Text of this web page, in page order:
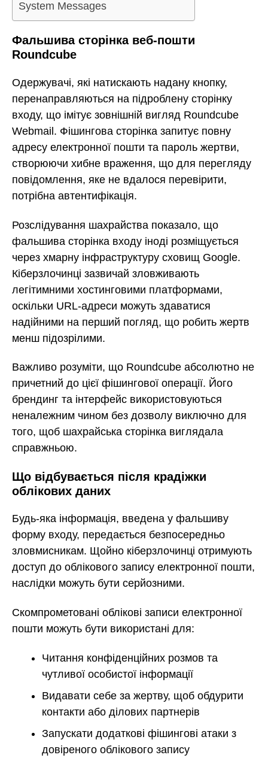
System Messages
Фальшива сторінка веб-пошти
Roundcube
Одержувачі, які натискають надану кнопку,
перенаправляються на підроблену сторінку
входу, що імітує зовнішній вигляд Roundcube
Webmail. Фішингова сторінка запитує повну
адресу електронної пошти та пароль жертви,
створюючи хибне враження, що для перегляду
повідомлення, яке не вдалося перевірити,
потрібна автентифікація.
Розслідування шахрайства показало, що
фальшива сторінка входу іноді розміщується
через хмарну інфраструктуру сховищ Google.
Кіберзлочинці зазвичай зловживають
легітимними хостинговими платформами,
оскільки URL-адреси можуть здаватися
надійними на перший погляд, що робить жертв
менш підозрілими.
Важливо розуміти, що Roundcube абсолютно не
причетний до цієї фішингової операції. Його
брендинг та інтерфейс використовуються
неналежним чином без дозволу виключно для
того, щоб шахрайська сторінка виглядала
справжньою.
Що відбувається після крадіжки
облікових даних
Будь-яка інформація, введена у фальшиву
форму входу, передається безпосередньо
зловмисникам. Щойно кіберзлочинці отримують
доступ до облікового запису електронної пошти,
наслідки можуть бути серйозними.
Скомпрометовані облікові записи електронної
пошти можуть бути використані для:
Читання конфіденційних розмов та
чутливої особистої інформації
Видавати себе за жертву, щоб обдурити
контакти або ділових партнерів
Запускати додаткові фішингові атаки з
довіреного облікового запису